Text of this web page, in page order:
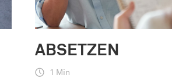
ABSETZEN
1 Min